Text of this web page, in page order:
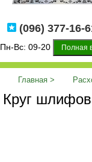
(096) 377-16-
Пн-Вс: 09-20 Полная
Главная
шлифовальный на
Круг